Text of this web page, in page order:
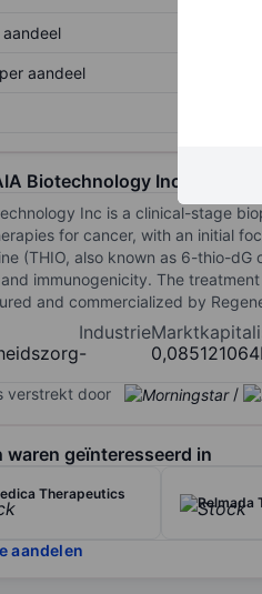
aandeel
Biotechnology Inc.
Inc is a clinical-stage
for cancer, with an initial
(THIO, also known as 6-thio-
immunogenicity. The
and commercialized by
Industrie
-
verstrekt door /
waren geïnteresseerd in
Therapeutics
Relmada
aandelen